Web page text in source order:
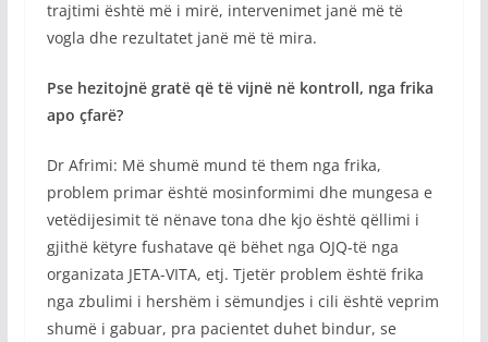
trajtimi është më i mirë, intervenimet janë më të
vogla dhe rezultatet janë më të mira.
Pse hezitojnë gratë që të vijnë në kontroll, nga frika
apo çfarë?
Dr Afrimi: Më shumë mund të them nga frika,
problem primar është mosinformimi dhe mungesa e
vetëdijesimit të nënave tona dhe kjo është qëllimi i
gjithë këtyre fushatave që bëhet nga OJQ-të nga
organizata JETA-VITA, etj. Tjetër problem është frika
nga zbulimi i hershëm i sëmundjes i cili është veprim
shumë i gabuar, pra pacientet duhet bindur, se